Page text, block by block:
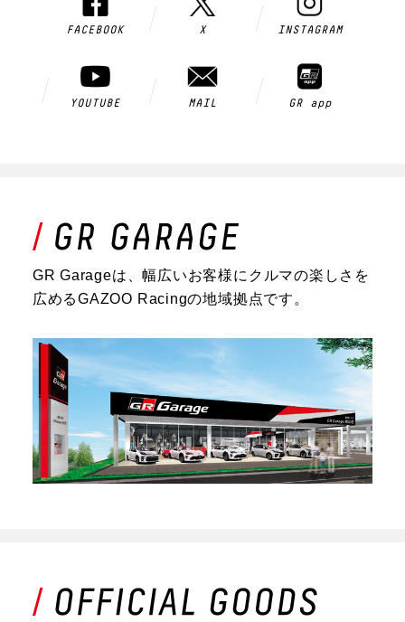
FACEBOOK X INSTAGRAM
YOUTUBE MAIL GR app
GR Garageは、幅広いお客様にクルマの楽しさを
広めるGAZOO Racingの地域拠点です。